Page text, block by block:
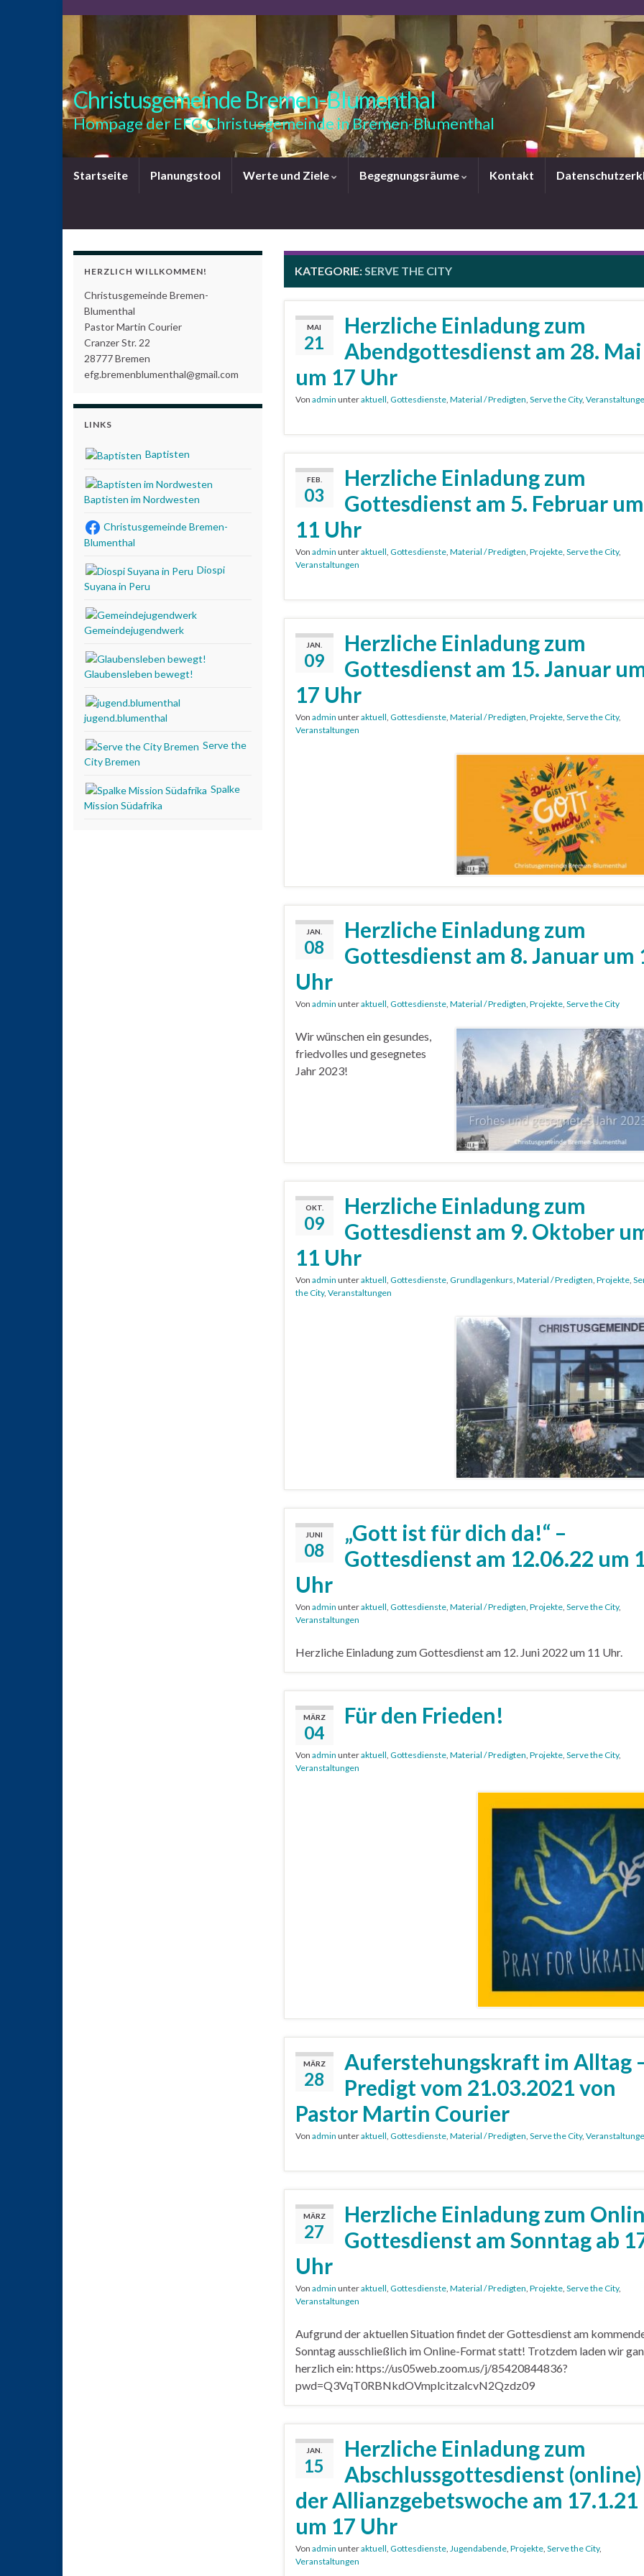
Christusgemeinde Bremen-Blumenthal
Hompage der EFG Christusgemeinde in Bremen-Blumenthal
Startseite Planungstool Werte und Ziele Begegnungsräume Kontakt
KATEGORIE:SERVE THE CITY
MAI
21
Herzliche Einladung zum
Abendgottesdienst am 28. Mai
um 17 Uhr
Von admin unteraktuell, Gottesdienste, Material / Predigten, Serve the City,
FEB.
03
Herzliche Einladung zum
Gottesdienst am 5. Februar um
11 Uhr
Von admin unteraktuell, Gottesdienste, Material / Predigten, Projekte, Serve the City,
Veranstaltungen
JAN.
09
Herzliche Einladung zum
Gottesdienst am 15. Januar
17 Uhr
Von admin unteraktuell, Gottesdienste, Material / Predigten, Projekte, Serve the City,
Veranstaltungen
JAN.
08
Herzliche Einladung zum
Gottesdienst am 8. Januar um
Uhr
Von admin unteraktuell Gottesdienste, Material / Predigten Projekte, Serve the City
Wir wünschen ein gesundes,
friedvolles und gesegnetes
Jahr 2023!
OKT.
09
Herzliche Einladung zum
Gottesdienst am 9. Oktober
11 Uhr
Von admin unteraktuell Gottesdienste, Grundlagenkurs Material / Predigten Projekte,
the City, Veranstaltungen
JUNI
08
„Gott ist für dich da!“ –
Gottesdienst am 12.06.22 um
Uhr
Von admin unteraktuell, Gottesdienste, Material / Predigten, Projekte, Serve the City,
Veranstaltungen
Herzliche Einladung zum Gottesdienst am 12. Juni 2022 um 11 Uhr.
MÄRZ
04
Für den Frieden!
Von admin unteraktuell, Gottesdienste, Material / Predigten, Projekte, Serve the City,
Veranstaltungen
MÄRZ
28
Auferstehungskraft im Alltag
Predigt vom 21.03.2021 von
Pastor Martin Courier
Von admin unteraktuell, Gottesdienste, Material / Predigten, Serve the City,
MÄRZ
27
Herzliche Einladung zum
Gottesdienst am Sonntag ab
Uhr
Von admin unteraktuell, Gottesdienste, Material / Predigten, Projekte, Serve the City,
Veranstaltungen
Aufgrund der aktuellen Situation findet der Gottesdienst am
Sonntag ausschließlich im Online-Format statt! Trotzdem laden wir
herzlich ein: https://us05web.zoom.us/j/85420844836?
pwd=Q3VqT0RBNkdOVmplcitzalcvN2Qzdz09
JAN.
15
Herzliche Einladung zum
Abschlussgottesdienst (online)
der Allianzgebetswoche am 17.1.21
um 17 Uhr
Von admin unteraktuell, Gottesdienste, Jugendabende, Projekte, Serve the City,
Veranstaltungen
HERZLICH WILLKOMMEN!
Christusgemeinde Bremen-
Blumenthal
Pastor Martin Courier
Cranzer Str. 22
28777 Bremen
efg.bremenblumenthal@gmail.com
LINKS
Baptisten
Baptisten im Nordwesten
Christusgemeinde Bremen-
Blumenthal
Diospi
Suyana in Peru
Gemeindejugendwerk
Glaubensleben bewegt!
jugend.blumenthal
Serve the
City Bremen
Spalke
Mission Südafrika